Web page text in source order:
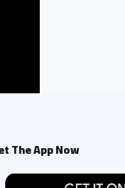
The App Now